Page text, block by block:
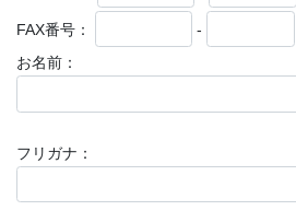
FAX番号： -
お名前：
フリガナ：